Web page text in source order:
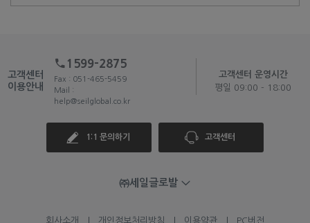
고객센터
이용안내
1599-2875
Fax : 051-465-5459
Mail :
help@seilglobal.co.kr
고객센터 운영시간
평일 09:00 - 18:00
1:1 문의하기 고객센터
㈜세일글로발
회사소개 개인정보처리방침 이용약관 PC버전